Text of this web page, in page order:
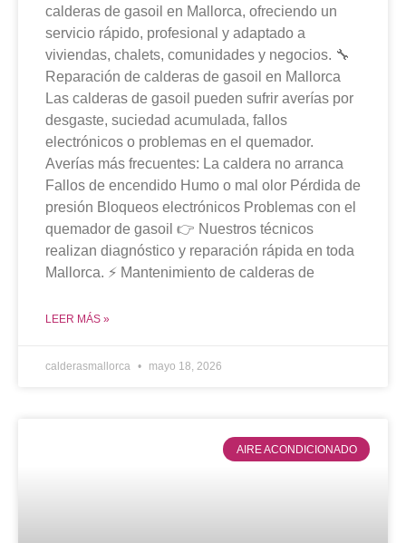
calderas de gasoil en Mallorca, ofreciendo un
servicio rápido, profesional y adaptado a
viviendas, chalets, comunidades y negocios. 🔧
Reparación de calderas de gasoil en Mallorca
Las calderas de gasoil pueden sufrir averías por
desgaste, suciedad acumulada, fallos
electrónicos o problemas en el quemador.
Averías más frecuentes: La caldera no arranca
Fallos de encendido Humo o mal olor Pérdida de
presión Bloqueos electrónicos Problemas con el
quemador de gasoil 👉 Nuestros técnicos
realizan diagnóstico y reparación rápida en toda
Mallorca. ⚡ Mantenimiento de calderas de
LEER MÁS »
calderasmallorca mayo 18, 2026
AIRE ACONDICIONADO